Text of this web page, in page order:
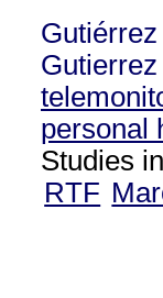
Gutiérrez
personal
Studies
RTF